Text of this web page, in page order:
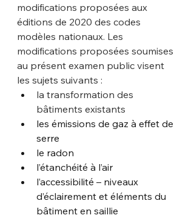
modifications proposées aux
éditions de 2020 des codes
modèles nationaux. Les
modifications proposées soumises
au présent examen public visent
les sujets suivants :
la transformation des
bâtiments existants
les émissions de gaz à effet de
serre
le radon
l’étanchéité à l’air
l’accessibilité – niveaux
d’éclairement et éléments du
bâtiment en saillie